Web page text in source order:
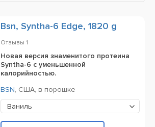
Bsn, Syntha-6 Edge, 1820 g
Отзывы 1
Новая версия знаменитого протеина
Syntha-6 с уменьшенной
калорийностью.
BSN, США, в порошке
Ваниль